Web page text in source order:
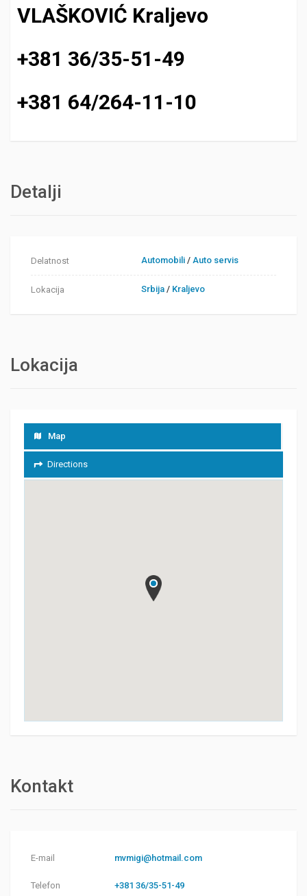
VLAŠKOVIĆ Kraljevo
+381 36/35-51-49
+381 64/264-11-10
Detalji
Delatnost Automobili /Auto servis
Lokacija Srbija / Kraljevo
Lokacija
Map
Directions
Kontakt
E-mail mvmigi@hotmail.com
Telefon +381 36/35-51-49